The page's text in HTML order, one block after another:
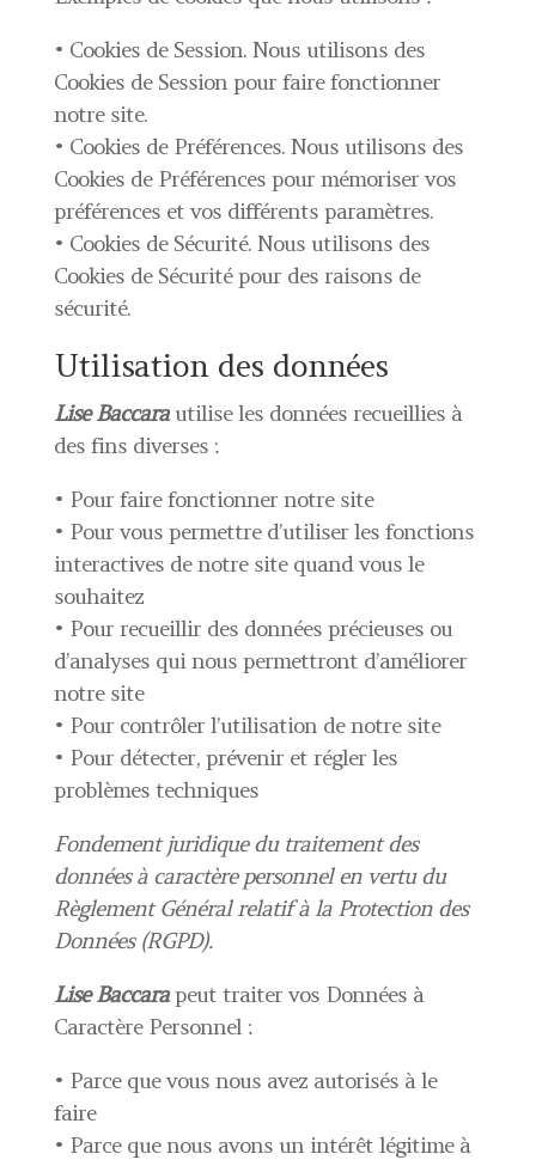
• Cookies de Session. Nous utilisons des
Cookies de Session pour faire fonctionner
notre site.
• Cookies de Préférences. Nous utilisons des
Cookies de Préférences pour mémoriser vos
préférences et vos différents paramètres.
• Cookies de Sécurité. Nous utilisons des
Cookies de Sécurité pour des raisons de
sécurité.
Utilisation des données
Lise Baccara utilise les données recueillies à
des fins diverses :
• Pour faire fonctionner notre site
• Pour vous permettre d’utiliser les fonctions
interactives de notre site quand vous le
souhaitez
• Pour recueillir des données précieuses ou
d’analyses qui nous permettront d’améliorer
notre site
• Pour contrôler l’utilisation de notre site
• Pour détecter, prévenir et régler les
problèmes techniques
Fondement juridique du traitement des
données à caractère personnel en vertu du
Règlement Général relatif à la Protection des
Données (RGPD).
Lise Baccara peut traiter vos Données à
Caractère Personnel :
• Parce que vous nous avez autorisés à le
faire
• Parce que nous avons un intérêt légitime à